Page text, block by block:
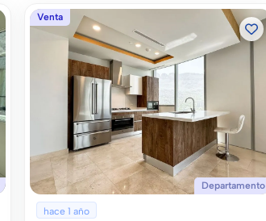
Venta
Departamento
hace 1 año